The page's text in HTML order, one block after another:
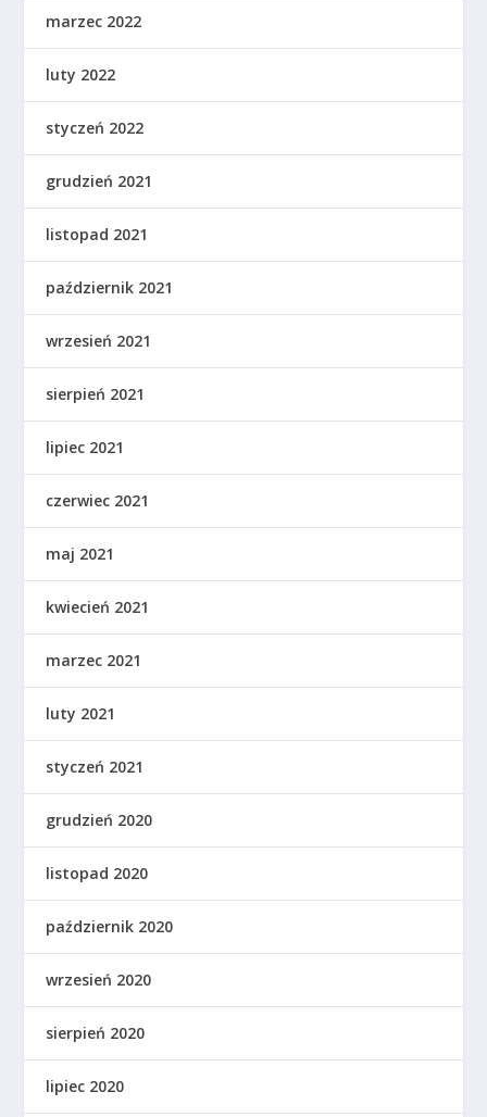
marzec 2022
luty 2022
styczeń 2022
grudzień 2021
listopad 2021
październik 2021
wrzesień 2021
sierpień 2021
lipiec 2021
czerwiec 2021
maj 2021
kwiecień 2021
marzec 2021
luty 2021
styczeń 2021
grudzień 2020
listopad 2020
październik 2020
wrzesień 2020
sierpień 2020
lipiec 2020